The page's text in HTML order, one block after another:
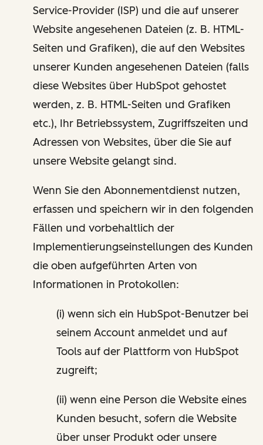
Service-Provider (ISP) und die auf unserer
Website angesehenen Dateien (z. B. HTML-
Seiten und Grafiken), die auf den Websites
unserer Kunden angesehenen Dateien (falls
diese Websites über HubSpot gehostet
werden, z. B. HTML-Seiten und Grafiken
etc.), Ihr Betriebssystem, Zugriffszeiten und
Adressen von Websites, über die Sie auf
unsere Website gelangt sind.
Wenn Sie den Abonnementdienst nutzen,
erfassen und speichern wir in den folgenden
Fällen und vorbehaltlich der
Implementierungseinstellungen des Kunden
die oben aufgeführten Arten von
Informationen in Protokollen:
(i) wenn sich ein HubSpot-Benutzer bei
seinem Account anmeldet und auf
Tools auf der Plattform von HubSpot
zugreift;
(ii) wenn eine Person die Website eines
Kunden besucht, sofern die Website
über unser Produkt oder unsere